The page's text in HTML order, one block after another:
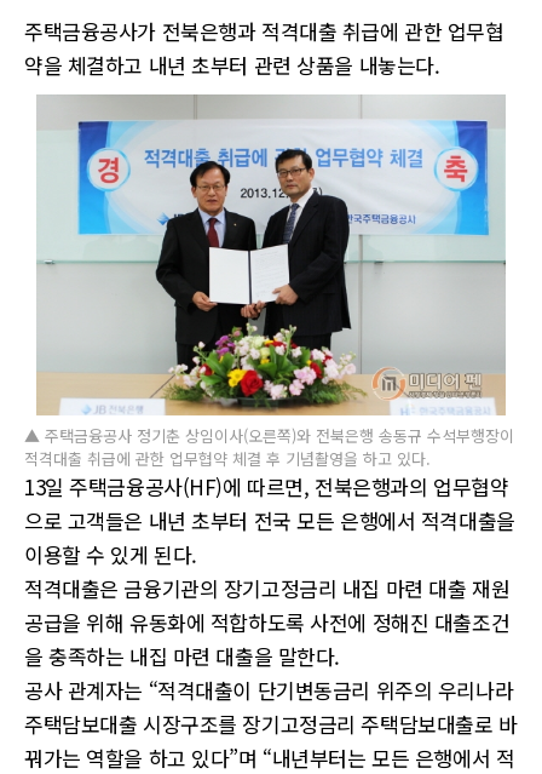
주택금융공사가 전북은행과 적격대출 취급에 관한 업무협
약을 체결하고 내년 초부터 관련 상품을 내놓는다.
▲ 주택금융공사 정기춘 상임이사(오른쪽)와 전북은행 송동규 수석부행장이
적격대출 취급에 관한 업무협약 체결 후 기념촬영을 하고 있다.
13일 주택금융공사(HF)에 따르면, 전북은행과의 업무협약
으로 고객들은 내년 초부터 전국 모든 은행에서 적격대출을
이용할 수 있게 된다.
적격대출은 금융기관의 장기고정금리 내집 마련 대출 재원
공급을 위해 유동화에 적합하도록 사전에 정해진 대출조건
을 충족하는 내집 마련 대출을 말한다.
공사 관계자는 “적격대출이 단기변동금리 위주의 우리나라
주택담보대출 시장구조를 장기고정금리 주택담보대출로 바
꿔가는 역할을 하고 있다”며 “내년부터는 모든 은행에서 적